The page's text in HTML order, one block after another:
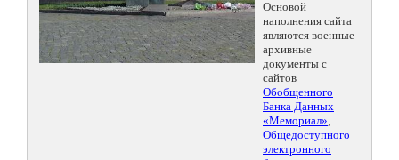
Основой
наполнения сайта
являются военные
архивные
документы с
сайтов
Обобщенного
Банка Данных
«Мемориал»,
Общедоступного
электронного